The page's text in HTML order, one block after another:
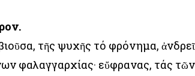
τῆς ψυχῆς τό φρόνημα,
φαλαγγαρχίας· εὔφρανας, τάς τῶν